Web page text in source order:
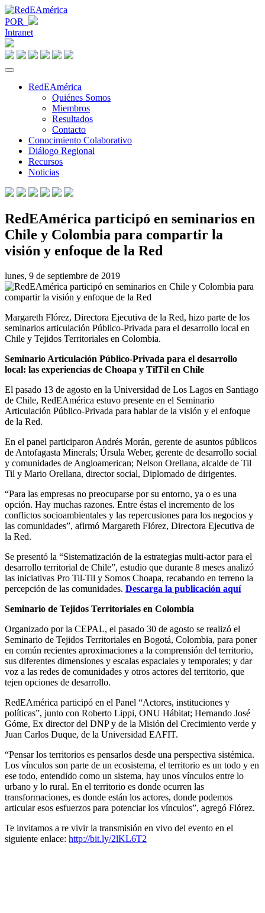
POR
Intranet
RedEAmérica
Quiénes Somos
Miembros
Resultados
Contacto
Conocimiento Colaborativo
Diálogo Regional
Recursos
Noticias
RedEAmérica participó en seminarios en
Chile y Colombia para compartir la
visión y enfoque de la Red
lunes, 9 de septiembre de 2019
Margareth Flórez, Directora Ejecutiva de la Red, hizo parte de los
seminarios articulación Público-Privada para el desarrollo local en
Chile y Tejidos Territoriales en Colombia.
Seminario Articulación Público-Privada para el desarrollo
local: las experiencias de Choapa y TilTil en Chile
El pasado 13 de agosto en la Universidad de Los Lagos en Santiago
de Chile, RedEAmérica estuvo presente en el Seminario
Articulación Público-Privada para hablar de la visión y el enfoque
de la Red.
En el panel participaron Andrés Morán, gerente de asuntos públicos
de Antofagasta Minerals; Úrsula Weber, gerente de desarrollo social
y comunidades de Angloamerican; Nelson Orellana, alcalde de Til
Til y Mario Orellana, director social, Diplomado de dirigentes.
“Para las empresas no preocuparse por su entorno, ya o es una
opción. Hay muchas razones. Entre éstas el incremento de los
conflictos socioambientales y las repercusiones para los negocios y
las comunidades”, afirmó Margareth Flórez, Directora Ejecutiva de
la Red.
Se presentó la “Sistematización de la estrategias multi-actor para el
desarrollo territorial de Chile”, estudio que durante 8 meses analizó
las iniciativas Pro Til-Til y Somos Choapa, recabando en terreno la
percepción de las comunidades. Descarga la publicación aquí
Seminario de Tejidos Territoriales en Colombia
Organizado por la CEPAL, el pasado 30 de agosto se realizó el
Seminario de Tejidos Territoriales en Bogotá, Colombia, para poner
en común recientes aproximaciones a la comprensión del territorio,
sus diferentes dimensiones y escalas espaciales y temporales; y dar
voz a las redes de comunidades y otros actores del territorio, que
tejen opciones de desarrollo.
RedEAmérica participó en el Panel “Actores, instituciones y
políticas”, junto con Roberto Lippi, ONU Hábitat; Hernando José
Góme, Ex director del DNP y de la Misión del Crecimiento verde y
Juan Carlos Duque, de la Universidad EAFIT.
“Pensar los territorios es pensarlos desde una perspectiva sistémica.
Los vínculos son parte de un ecosistema, el territorio es un todo y en
ese todo, entendido como un sistema, hay unos vínculos entre lo
urbano y lo rural. En el territorio es donde ocurren las
transformaciones, es donde están los actores, donde podemos
articular esos esfuerzos para potenciar los vínculos”, agregó Flórez.
Te invitamos a re vivir la transmisión en vivo del evento en el
siguiente enlace: http://bit.ly/2lKL6T2